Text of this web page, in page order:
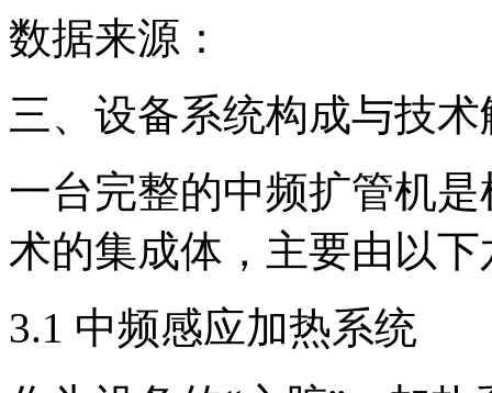
数据来源：
三、设备系统构成与技术
一台完整的中频扩管机
术的集成体，主要由以
3.1 中频感应加热系统